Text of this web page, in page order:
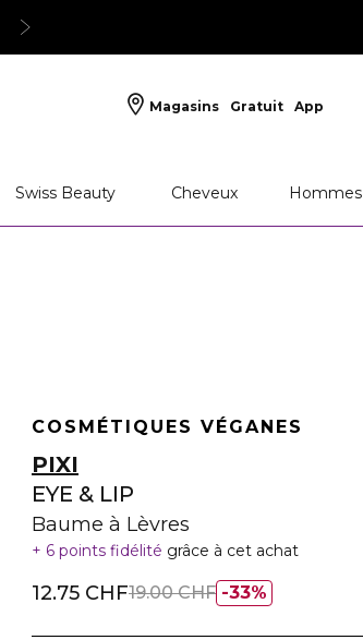
Magasins Gratuit App
Swiss Beauty Cheveux Hommes
COSMÉTIQUES VÉGANES
PIXI
EYE & LIP
Baume à Lèvres
6 points fidélité grâce à cet achat
33%
12.75 CHF19.00 CHF